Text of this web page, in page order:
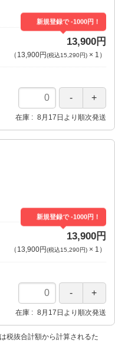
新規登録で -1000円！
13,900円
（ 13,900円(税込15,290円)× 1 ）
在庫 8月17日より順次発送
新規登録で -1000円！
13,900円
（ 13,900円(税込15,290円)× 1 ）
在庫 8月17日より順次発送
税抜合計額から計算されるた